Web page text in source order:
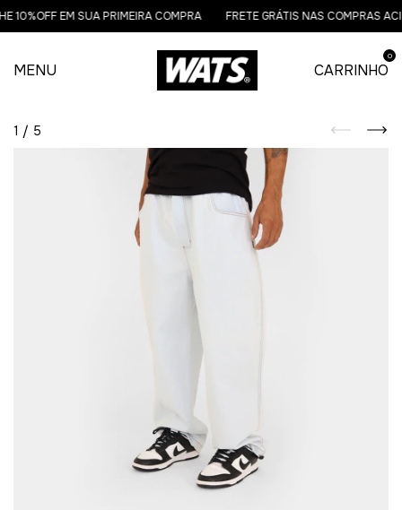
10%OFF EM SUA PRIMEIRA COMPRA FRETE GRÁTIS NAS COMPRAS
MENU CARRINHO
0
1 / 5